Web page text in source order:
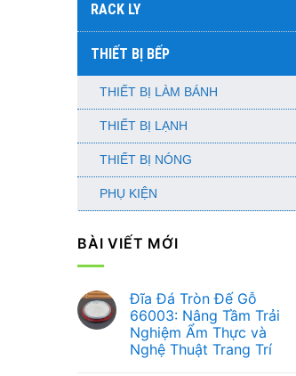
RACK LY
THIẾT BỊ BẾP
THIẾT BỊ LÀM BÁNH
THIẾT BỊ LẠNH
THIẾT BỊ NÓNG
PHỤ KIỆN
BÀI VIẾT MỚI
Đĩa Đá Tròn Đế Gỗ
66003: Nâng Tầm Trải
Nghiệm Ẩm Thực và
Nghệ Thuật Trang Trí